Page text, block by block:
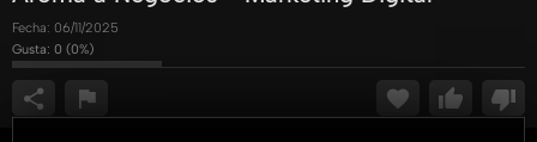
Fecha: 06/11/2025
Gusta: 0 (0%)